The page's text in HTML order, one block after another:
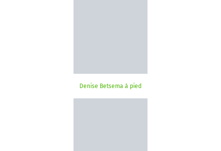
Denise Betsema à pied